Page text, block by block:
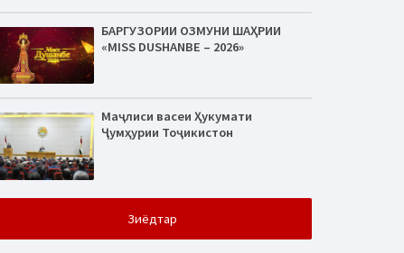
БАРГУЗОРИИ ОЗМУНИ ШАҲРИИ
«MISS DUSHANBE – 2026»
Маҷлиси васеи Ҳукумати
Ҷумҳурии Тоҷикистон
Зиёдтар